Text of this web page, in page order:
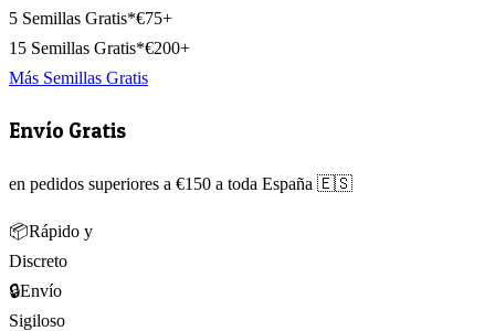
5 Semillas Gratis*€75+
15 Semillas Gratis*€200+
Más Semillas Gratis
Envío Gratis
en pedidos superiores a €150 a toda España 🇪🇸
📦Rápido y
Discreto
🔒Envío
Sigiloso